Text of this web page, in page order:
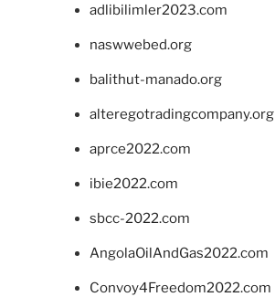
adlibilimler2023.com
naswwebed.org
balithut-manado.org
alteregotradingcompany.org
aprce2022.com
ibie2022.com
sbcc-2022.com
AngolaOilAndGas2022.com
Convoy4Freedom2022.com